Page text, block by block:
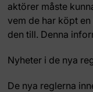
aktörer måste
vem de har köpt
den till. Denna
Nyheter i de nya
De nya reglerna